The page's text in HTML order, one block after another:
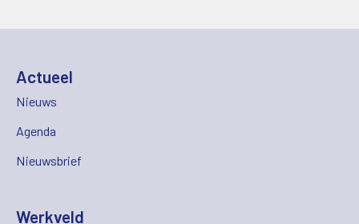
Actueel
Nieuws
Agenda
Nieuwsbrief
Werkveld